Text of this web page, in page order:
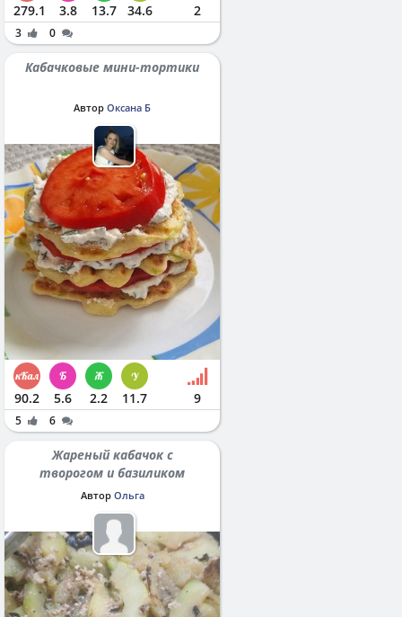
279.1 3.8 13.7 34.6 2
3 0
Кабачковые мини-тортики
Автор Оксана Б
90.2 5.6 2.2 11.7 9
5 6
Жареный кабачок с
творогом и базиликом
Автор Ольга